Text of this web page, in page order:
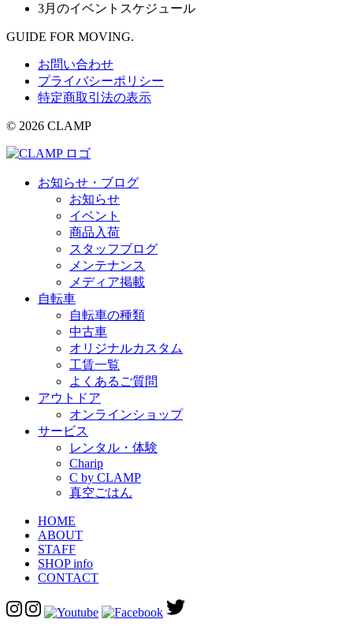
3月のイベントスケジュール
GUIDE FOR MOVING.
お問い合わせ
プライバシーポリシー
特定商取引法の表示
© 2026 CLAMP
お知らせ・ブログ
お知らせ
イベント
商品入荷
スタッフブログ
メンテナンス
メディア掲載
自転車
自転車の種類
中古車
オリジナルカスタム
工賃一覧
よくあるご質問
アウトドア
オンラインショップ
サービス
レンタル・体験
Charip
C by CLAMP
真空ごはん
HOME
ABOUT
STAFF
SHOP info
CONTACT